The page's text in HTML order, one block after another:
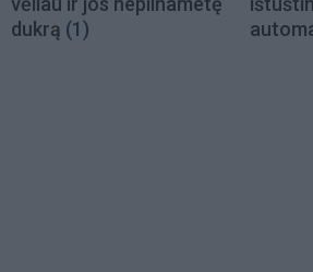
dukrą (1)